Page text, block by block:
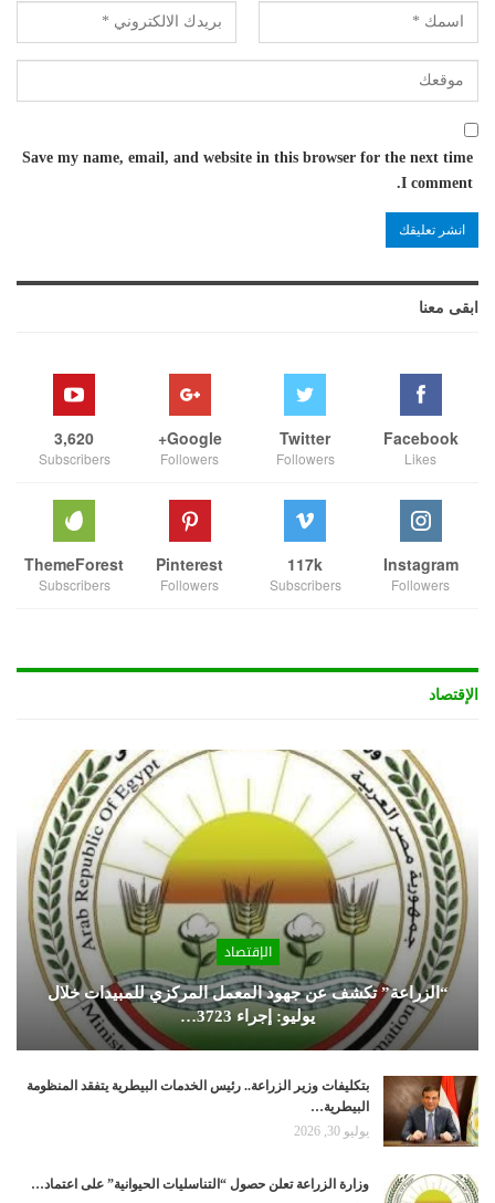
Save my name, email, and website in this browser for the next time
I comment.
ابقى معنا
Facebook
Likes
Twitter
Followers
Google+
Followers
3,620
Subscribers
Instagram
Followers
117k
Subscribers
Pinterest
Followers
ThemeForest
Subscribers
الإقتصاد
الإقتصاد
“الزراعة” تكشف عن جهود المعمل المركزي للمبيدات خلال
يوليو: إجراء 3723…
بتكليفات وزير الزراعة.. رئيس الخدمات البيطرية يتفقد المنظومة
البيطرية…
يوليو 30, 2026
وزارة الزراعة تعلن حصول “التناسليات الحيوانية” على اعتماد…